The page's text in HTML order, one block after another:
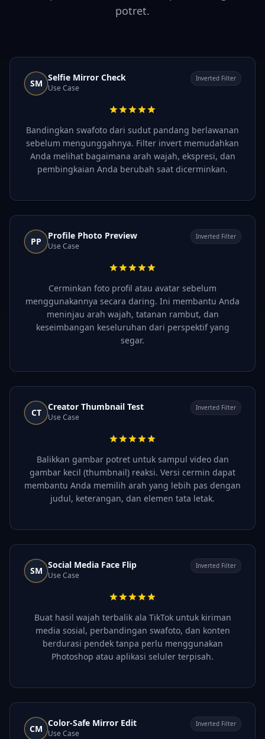
potret.
SM
Selfie Mirror Check
Use Case
Inverted Filter
Bandingkan swafoto dari sudut pandang berlawanan
sebelum mengunggahnya. Filter invert memudahkan
Anda melihat bagaimana arah wajah, ekspresi, dan
pembingkaian Anda berubah saat dicerminkan.
PP
Profile Photo Preview
Use Case
Inverted Filter
Cerminkan foto profil atau avatar sebelum
menggunakannya secara daring. Ini membantu Anda
meninjau arah wajah, tatanan rambut, dan
keseimbangan keseluruhan dari perspektif yang
segar.
CT
Creator Thumbnail Test
Use Case
Inverted Filter
Balikkan gambar potret untuk sampul video dan
gambar kecil (thumbnail) reaksi. Versi cermin dapat
membantu Anda memilih arah yang lebih pas dengan
judul, keterangan, dan elemen tata letak.
SM
Social Media Face Flip
Use Case
Inverted Filter
Buat hasil wajah terbalik ala TikTok untuk kiriman
media sosial, perbandingan swafoto, dan konten
berdurasi pendek tanpa perlu menggunakan
Photoshop atau aplikasi seluler terpisah.
CM
Color-Safe Mirror Edit
Use Case
Inverted Filter